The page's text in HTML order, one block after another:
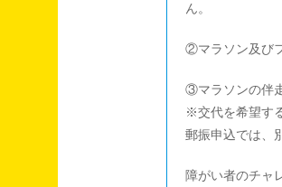
ん。
②マラソン及び
③マラソンの伴
※交代を希望す
郵振申込では、
障がい者のチャ